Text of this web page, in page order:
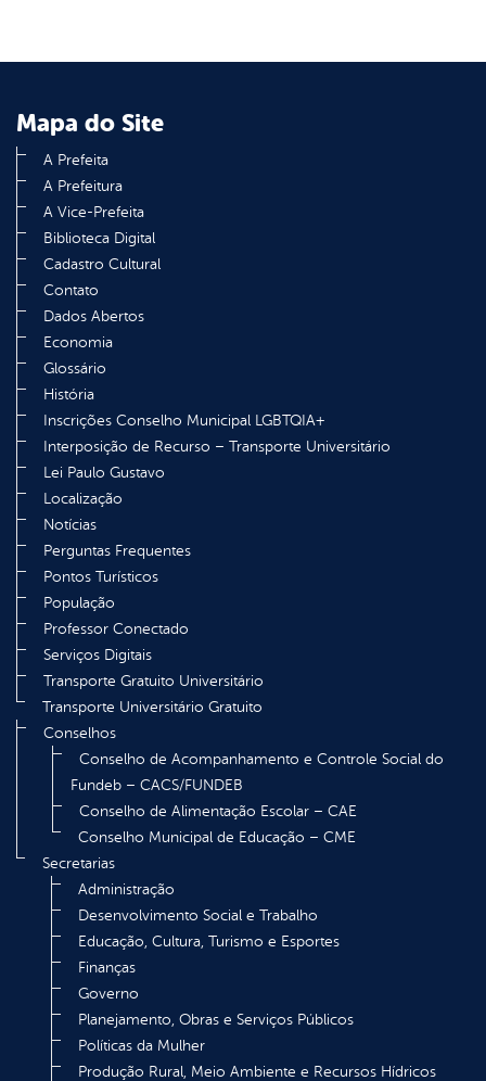
Mapa do Site
A Prefeita
A Prefeitura
A Vice-Prefeita
Biblioteca Digital
Cadastro Cultural
Contato
Dados Abertos
Economia
Glossário
História
Inscrições Conselho Municipal LGBTQIA+
Interposição de Recurso – Transporte Universitário
Lei Paulo Gustavo
Localização
Notícias
Perguntas Frequentes
Pontos Turísticos
População
Professor Conectado
Serviços Digitais
Transporte Gratuito Universitário
Transporte Universitário Gratuito
Conselhos
Conselho de Acompanhamento e Controle Social do
Fundeb – CACS/FUNDEB
Conselho de Alimentação Escolar – CAE
Conselho Municipal de Educação – CME
Secretarias
Administração
Desenvolvimento Social e Trabalho
Educação, Cultura, Turismo e Esportes
Finanças
Governo
Planejamento, Obras e Serviços Públicos
Políticas da Mulher
Produção Rural, Meio Ambiente e Recursos Hídricos